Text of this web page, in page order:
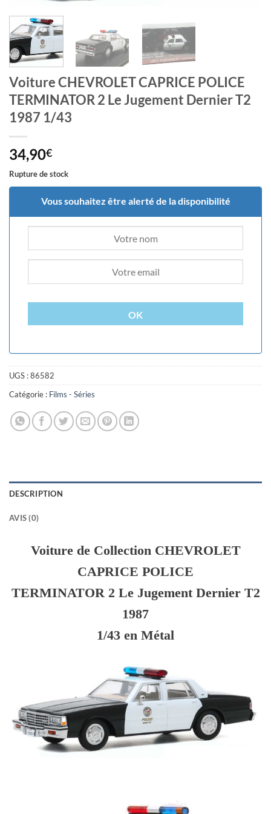
Voiture CHEVROLET CAPRICE POLICE
TERMINATOR 2 Le Jugement Dernier T2
1987 1/43
34,90€
Rupture de stock
Vous souhaitez être alerté de la disponibilité
OK
UGS :86582
Catégorie : Films - Séries
DESCRIPTION
AVIS (0)
Voiture de Collection CHEVROLET
CAPRICE POLICE
TERMINATOR 2 Le Jugement Dernier T2
1987
1/43 en Métal